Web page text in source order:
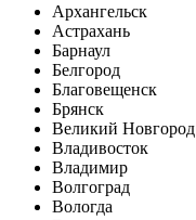
Архангельск
Астрахань
Барнаул
Белгород
Благовещенск
Брянск
Великий Новгород
Владивосток
Владимир
Волгоград
Вологда